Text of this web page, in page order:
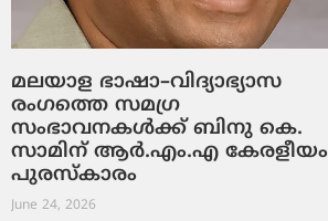
മലയാള ഭാഷാ–വിദ്യാഭ്യാസ
രംഗത്തെ സമഗ്ര
സംഭാവനകൾക്ക് ബിനു കെ.
സാമിന് ആർ.എം.എ കേരളീയം
പുരസ്‌കാരം
June 24, 2026